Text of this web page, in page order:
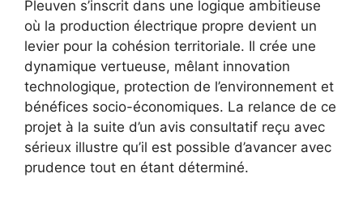
Pleuven s’inscrit dans une logique ambitieuse
où la production électrique propre devient un
levier pour la cohésion territoriale. Il crée une
dynamique vertueuse, mêlant innovation
technologique, protection de l’environnement et
bénéfices socio-économiques. La relance de ce
projet à la suite d’un avis consultatif reçu avec
sérieux illustre qu’il est possible d’avancer avec
prudence tout en étant déterminé.